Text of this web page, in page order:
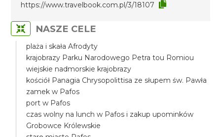
https://www.travelbook.com.pl/3/18107
NASZE CELE
plaża i skała Afrodyty
krajobrazy Parku Narodowego Petra tou Romiou
wiejskie nadmorskie krajobrazy
kościół Panagia Chrysopolittisa ze słupem św. Pawła
zamek w Pafos
port w Pafos
czas wolny na lunch w Pafos i zakup upominków
Grobowce Królewskie